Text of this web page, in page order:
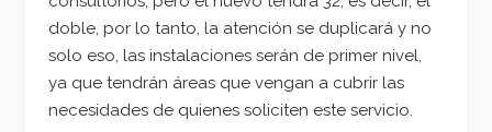
doble, por lo tanto, la atención se duplicará y no
solo eso, las instalaciones serán de primer nivel,
ya que tendrán áreas que vengan a cubrir las
necesidades de quienes soliciten este servicio.